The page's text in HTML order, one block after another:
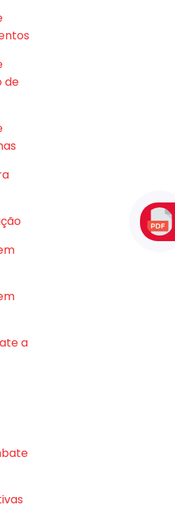
de
a